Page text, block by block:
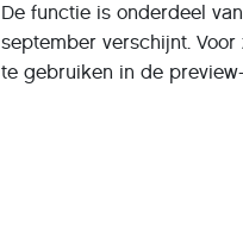
De functie is onderdeel
september verschijnt.
te gebruiken in de